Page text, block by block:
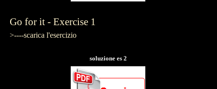
Go for it - Exercise 1
>----scarica l'esercizio
soluzione es 2